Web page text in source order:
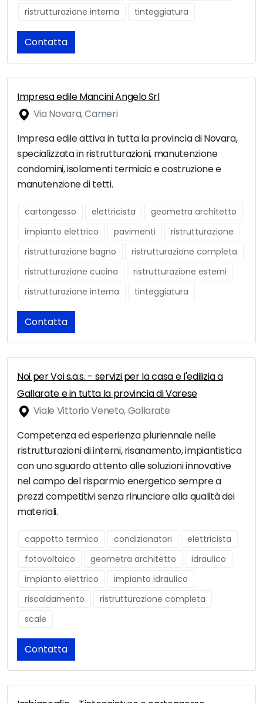
ristrutturazione interna
tinteggiatura
Contatta
Impresa edile Mancini Angelo Srl
Via Novara, Cameri
Impresa edile attiva in tutta la provincia di Novara,
specializzata in ristrutturazioni, manutenzione
condomini, isolamenti termicic e costruzione e
manutenzione di tetti.
cartongesso elettricista
geometra architetto
impianto elettrico
pavimenti
ristrutturazione
ristrutturazione bagno
ristrutturazione completa
ristrutturazione cucina
ristrutturazione esterni
ristrutturazione interna
tinteggiatura
Contatta
Noi per Voi s.a.s. - servizi per la casa e l'edilizia a
Gallarate e in tutta la provincia di Varese
Viale Vittorio Veneto, Gallarate
Competenza ed esperienza pluriennale nelle
ristrutturazioni di interni, risanamento, impiantistica
con uno sguardo attento alle soluzioni innovative
nel campo del risparmio energetico sempre a
prezzi competitivi senza rinunciare alla qualità dei
materiali.
cappotto termico condizionatori
elettricista
fotovoltaico
geometra architetto
idraulico
impianto elettrico
impianto idraulico
riscaldamento
ristrutturazione completa
scale
Contatta